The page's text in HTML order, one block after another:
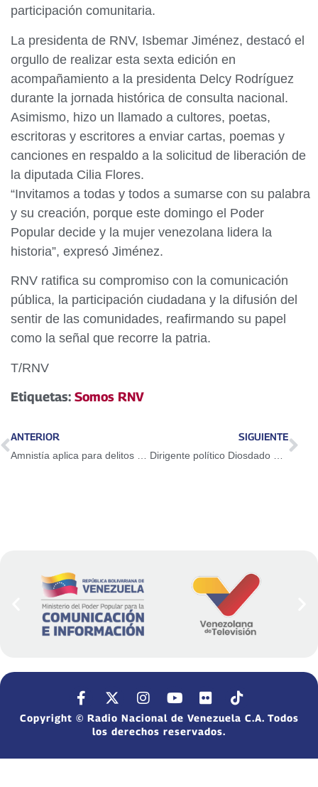
participación comunitaria.
La presidenta de RNV, Isbemar Jiménez, destacó el
orgullo de realizar esta sexta edición en
acompañamiento a la presidenta Delcy Rodríguez
durante la jornada histórica de consulta nacional.
Asimismo, hizo un llamado a cultores, poetas,
escritoras y escritores a enviar cartas, poemas y
canciones en respaldo a la solicitud de liberación de
la diputada Cilia Flores.
“Invitamos a todas y todos a sumarse con su palabra
y su creación, porque este domingo el Poder
Popular decide y la mujer venezolana lidera la
historia”, expresó Jiménez.
RNV ratifica su compromiso con la comunicación
pública, la participación ciudadana y la difusión del
sentir de las comunidades, reafirmando su papel
como la señal que recorre la patria.
T/RNV
Etiquetas: Somos RNV
ANTERIOR SIGUIENTE
Copyright © Radio Nacional de Venezuela C.A. Todos
los derechos reservados.